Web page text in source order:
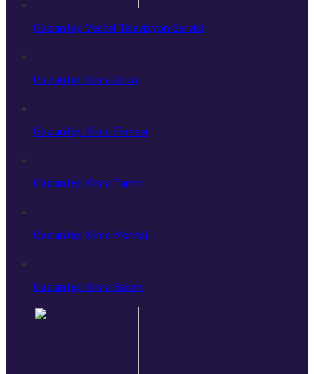
Gaziantep Vestel Televizyon Servisi
Gaziantep Klima Arıza
Gaziantep Klima Firması
Gaziantep Klima Tamiri
Gaziantep Klima Montaj
Gaziantep Klima Bakımı